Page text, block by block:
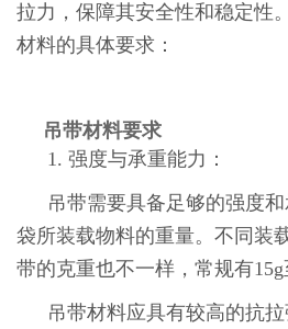
拉力，保障其安全性和稳定性
材料的具体要求：
吊带材料要求
1. 强度与承重能力：
吊带需要具备足够的强度
袋所装载物料的重量。不同装
带的克重也不一样，常规有15g
吊带材料应具有较高的抗